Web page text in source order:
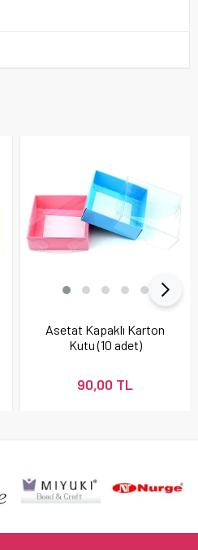
Asetat Kapaklı Karton
Kutu (10 adet)
90,00 TL